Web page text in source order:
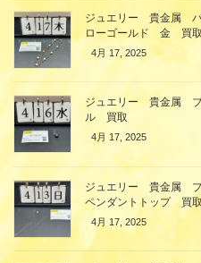
ジュエリー 貴金属
ローゴールド 金 買取
4月 17, 2025
ジュエリー 貴金属
ル 買取
4月 17, 2025
ジュエリー 貴金属
ペンダントトップ 買取
4月 17, 2025